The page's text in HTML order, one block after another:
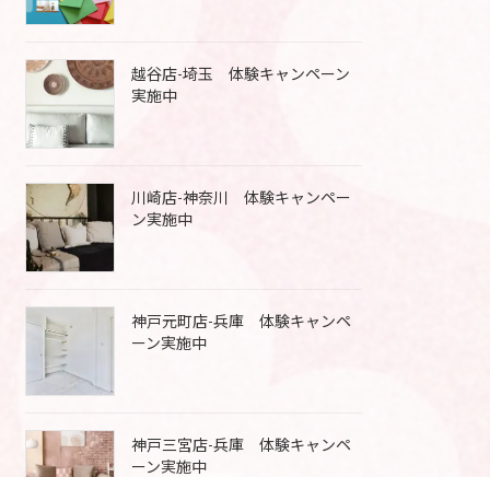
越谷店-埼玉 体験キャンペーン
実施中
川崎店-神奈川 体験キャンペー
ン実施中
神戸元町店-兵庫 体験キャンペ
ーン実施中
神戸三宮店-兵庫 体験キャンペ
ーン実施中